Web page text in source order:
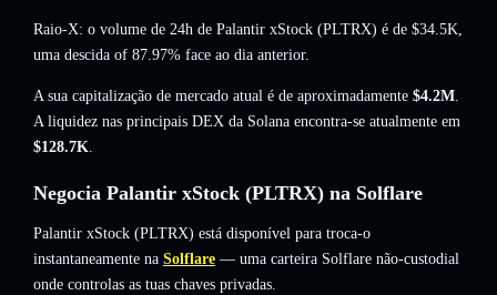
Raio-X: o volume de 24h de Palantir xStock (PLTRX) é de $34.5K,
uma descida of 87.97% face ao dia anterior.
A sua capitalização de mercado atual é de aproximadamente $4.2M.
A liquidez nas principais DEX da Solana encontra-se atualmente em
$128.7K.
Negocia Palantir xStock (PLTRX) na Solflare
Palantir xStock (PLTRX) está disponível para troca-o
instantaneamente na Solflare — uma carteira Solflare não-custodial
onde controlas as tuas chaves privadas.